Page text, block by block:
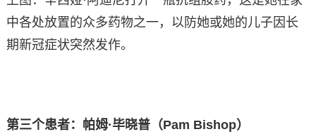
中各处放置的众多药物之一，以防她或她的儿子因长
期新冠症状突然发作。
第三个患者：帕姆·毕晓普（Pam Bishop）